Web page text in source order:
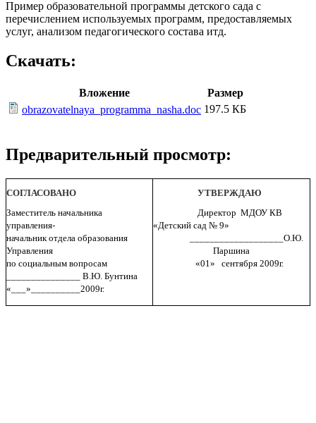
Пример образовательной программы детского сада с
перечислением используемых программ, предоставляемых
услуг, анализом педагогического состава итд.
Скачать:
Вложение
Размер
obrazovatelnaya_programma_nasha.doc 197.5 КБ
Предварительный просмотр:
СОГЛАСОВАНО
Заместитель начальника
управления-
начальник отдела образования
Управления
по социальным вопросам
_______________ В.Ю. Бунтина
«___»__________2009г.
УТВЕРЖДАЮ
Директор МДОУ КВ
«Детский сад № 9»
___________________О.Ю.
Паршина
«01» сентября 2009г.